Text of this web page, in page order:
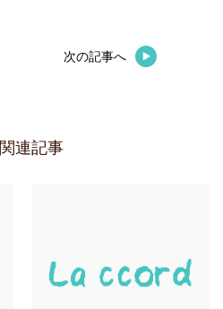
次の記事へ
関連記事